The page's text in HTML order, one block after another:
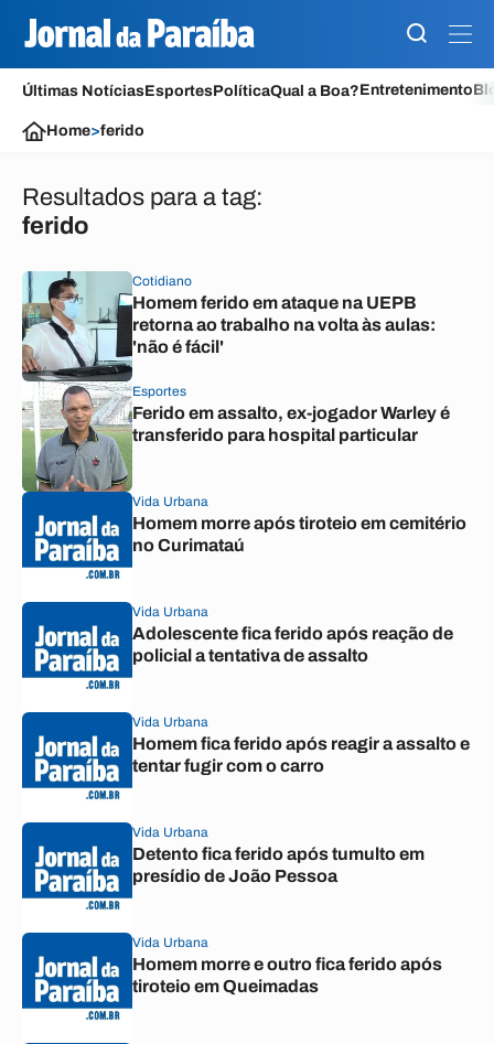
Últimas NotíciasEsportesPolíticaQual a Boa?Entretenimento
Home>ferido
Resultados para a tag:
ferido
Cotidiano
Homem ferido em ataque na UEPB
retorna ao trabalho na volta às aulas:
'não é fácil'
Esportes
Ferido em assalto, ex-jogador Warley é
transferido para hospital particular
Vida Urbana
Homem morre após tiroteio em cemitério
no Curimataú
Vida Urbana
Adolescente fica ferido após reação de
policial a tentativa de assalto
Vida Urbana
Homem fica ferido após reagir a assalto e
tentar fugir com o carro
Vida Urbana
Detento fica ferido após tumulto em
presídio de João Pessoa
Vida Urbana
Homem morre e outro fica ferido após
tiroteio em Queimadas